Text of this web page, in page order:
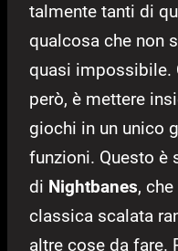
talmente tanti di
qualcosa che non
quasi impossibile.
però, è mettere
giochi in un unico
funzioni. Questo è
di Nightbanes,
classica scalata
altre cose da fare.